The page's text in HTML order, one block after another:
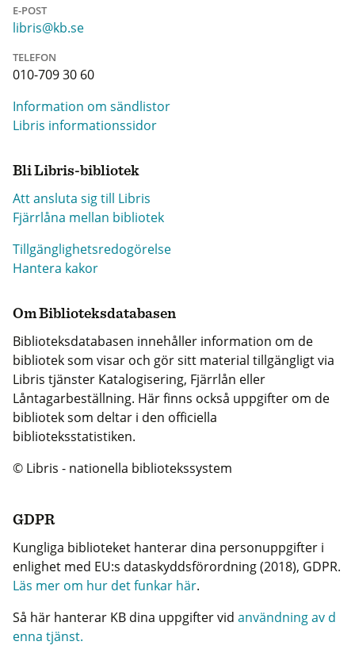
E-POST
libris@kb.se
TELEFON
010-709 30 60
Information om sändlistor
Libris informationssidor
Bli Libris-bibliotek
Att ansluta sig till Libris
Fjärrlåna mellan bibliotek
Tillgänglighetsredogörelse
Hantera kakor
Om Biblioteksdatabasen
Biblioteksdatabasen innehåller information om de
bibliotek som visar och gör sitt material tillgängligt via
Libris tjänster Katalogisering, Fjärrlån eller
Låntagarbeställning. Här finns också uppgifter om de
bibliotek som deltar i den officiella
biblioteksstatistiken.
© Libris - nationella bibliotekssystem
GDPR
Kungliga biblioteket hanterar dina personuppgifter i
enlighet med EU:s dataskyddsförordning (2018), GDPR.
Läs mer om hur det funkar här.
Så här hanterar KB dina uppgifter vid användning av d
enna tjänst.